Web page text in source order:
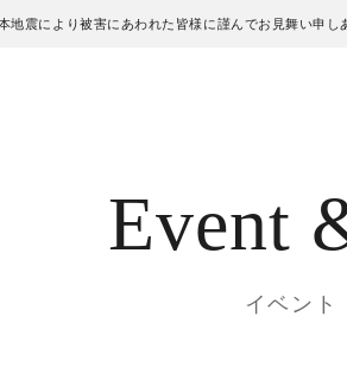
地震により被害にあわれた皆様に謹んでお見舞い申
Event
イベント